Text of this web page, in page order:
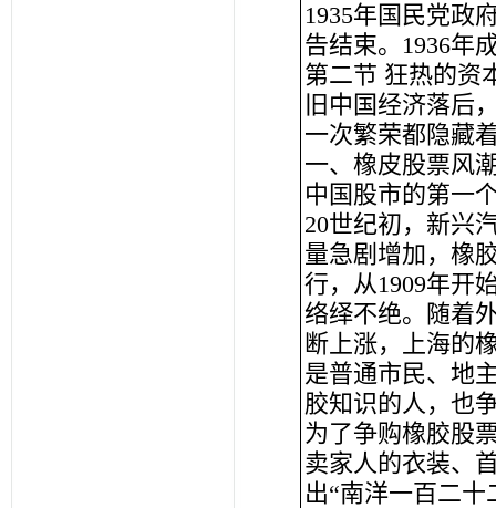
1935年国民党政
告结束。1936年
第二节 狂热的资
旧中国经济落后
一次繁荣都隐藏
一、橡皮股票风
中国股市的第一
20世纪初，新兴
量急剧增加，橡
行，从1909年开
络绎不绝。随着
断上涨，上海的
是普通市民、地
胶知识的人，也
为了争购橡胶股
卖家人的衣装、
出“南洋一百二